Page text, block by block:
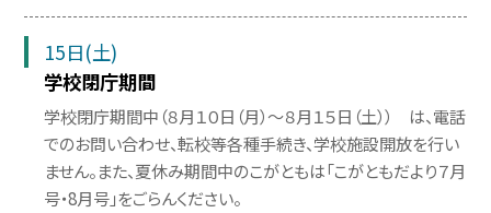
15日(土)
学校閉庁期間
学校閉庁期間中（８月１０日（月）〜８月１５日（土）） は、電話
でのお問い合わせ、転校等各種手続き、学校施設開放を行い
ません。また、夏休み期間中のこがともは「こがともだより７月
号・8月号」をごらんください。